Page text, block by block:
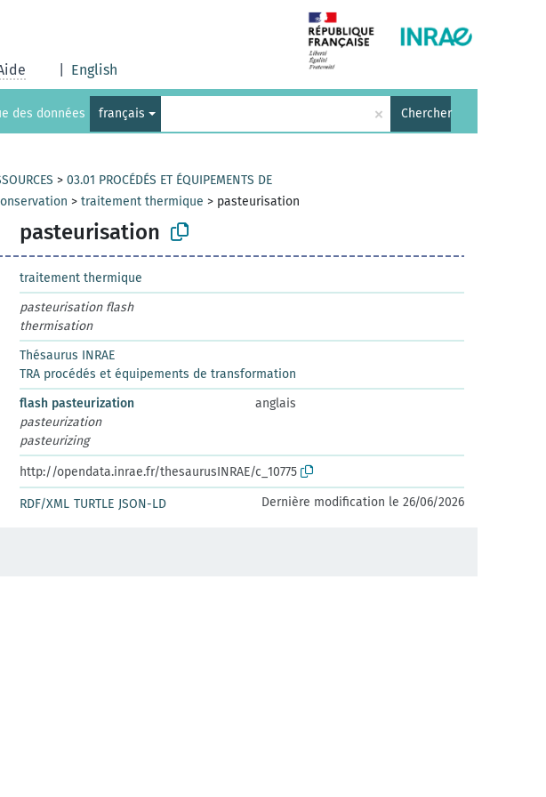
English
des données français × Chercher
> 03.01 PROCÉDÉS ET ÉQUIPEMENTS DE
> traitement thermique > pasteurisation
pasteurisation
traitement thermique
pasteurisation flash
thermisation
Thésaurus INRAE
TRA procédés et équipements de transformation
flash pasteurization
anglais
pasteurization
pasteurizing
http://opendata.inrae.fr/thesaurusINRAE/c_10775
RDF/XML TURTLE JSON-LD Dernière modification le 26/06/2026